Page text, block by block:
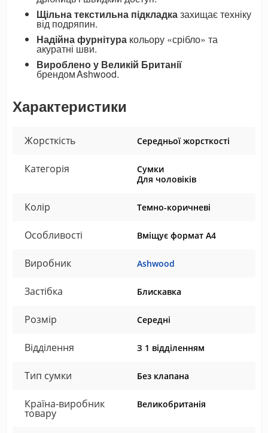
Щільна текстильна підкладказахищає техніку
від подряпин.
Надійна фурнітура кольору «срібло» та
акуратні шви.
Вироблено у Великій Британії
брендом Ashwood.
Характеристики
Жорсткість Середньої жорсткості
Категорія
Сумки
Для чоловіків
Колір Темно-коричневі
Особливості Вміщує формат А4
Виробник Ashwood
Застібка Блискавка
Розмір Середні
Відділення З 1 відділенням
Тип сумки Без клапана
Країна-виробник
товару
Великобританія